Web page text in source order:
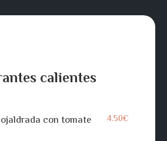
calientes
con tomate
4.50€